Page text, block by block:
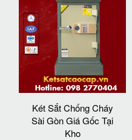
Két Sắt Chống Cháy
Sài Gòn Giá Gốc Tại
Kho